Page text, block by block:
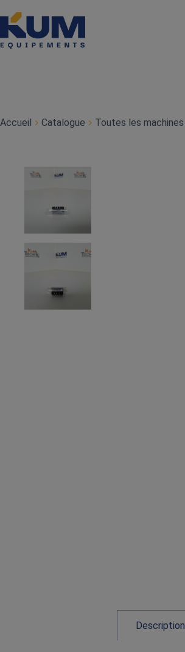
Accueil Catalogue Toutes les machines
Description